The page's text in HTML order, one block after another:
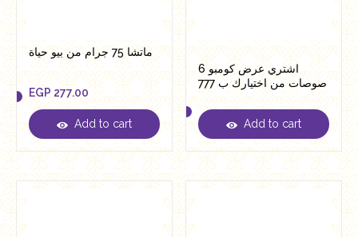
ماتشا 75 جرام من بيو حياة
EGP 277.00
EGP 277.00
Add to cart
اشتري عرض كومبو 6
صوصات من اختيارك ب 777
جنيه بدلا من 1100 جنية
Add to cart